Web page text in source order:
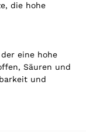
die hohe
eine hohe
Säuren und
und